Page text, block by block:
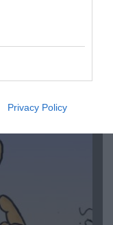
Privacy Policy
στην
χώρους